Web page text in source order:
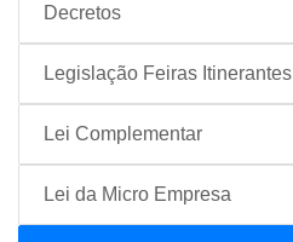
Decretos
Legislação Feiras Itinerantes
Lei Complementar
Lei da Micro Empresa